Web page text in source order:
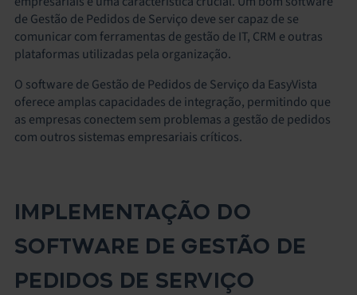
de Gestão de Pedidos de Serviço deve ser capaz de se
comunicar com ferramentas de gestão de IT, CRM e outras
plataformas utilizadas pela organização.
O software de Gestão de Pedidos de Serviço da EasyVista
oferece amplas capacidades de integração, permitindo que
as empresas conectem sem problemas a gestão de pedidos
com outros sistemas empresariais críticos.
IMPLEMENTAÇÃO DO
SOFTWARE DE GESTÃO DE
PEDIDOS DE SERVIÇO